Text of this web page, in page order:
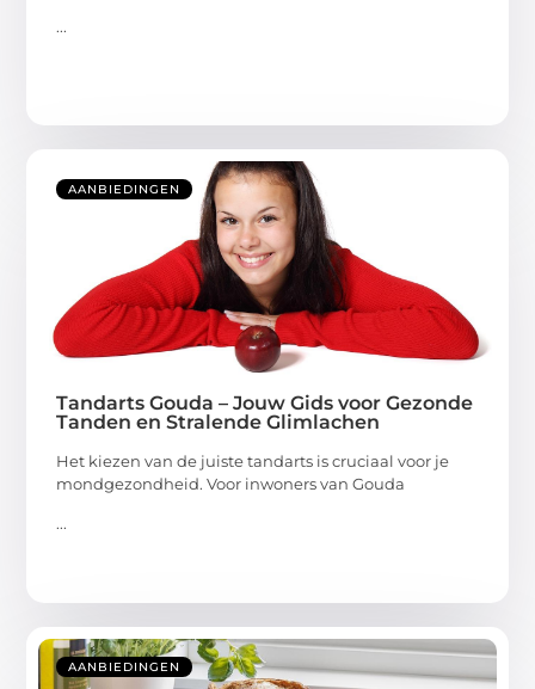
...
AANBIEDINGEN
Tandarts Gouda – Jouw Gids voor Gezonde
Tanden en Stralende Glimlachen
Het kiezen van de juiste tandarts is cruciaal voor je
mondgezondheid. Voor inwoners van Gouda
...
AANBIEDINGEN